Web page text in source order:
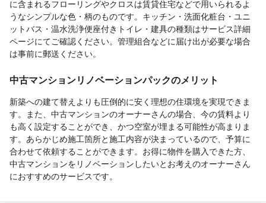
に含まれるフローリングやクロスは賃貸住宅などで用いられるよ
うなシンプルな色・柄のものです。キッチン・洗面化粧台・ユニ
ットバス・温水洗浄便座付きトイレ・建具の種類はサービス詳細
ページにてご確認ください。管理組合などに届け出が必要な場合
は事前に郵送ください。
中古マンションリノベーションパックのメリット
新築への建て替えよりも圧倒的に安く理想の住環境を実現できま
す。また、中古マンションのオーナーさんの場合、今の賃料より
も高く設定することができ、かつ空室が埋まる可能性が高まりま
す。あらかじめ施工箇所と施工内容が決まっているので、予算に
合わせて依頼することができます。お得に物件を購入できた方、
中古マンションをリノベーションしたいとお考えのオーナーさん
におすすめのサービスです。